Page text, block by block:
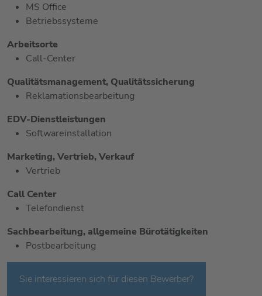
MS Office
Betriebssysteme
Arbeitsorte
Call-Center
Qualitätsmanagement, Qualitätssicherung
Reklamationsbearbeitung
EDV-Dienstleistungen
Softwareinstallation
Marketing, Vertrieb, Verkauf
Vertrieb
Call Center
Telefondienst
Sachbearbeitung, allgemeine Bürotätigkeiten
Postbearbeitung
Sie interessieren sich für diesen Bewerber?